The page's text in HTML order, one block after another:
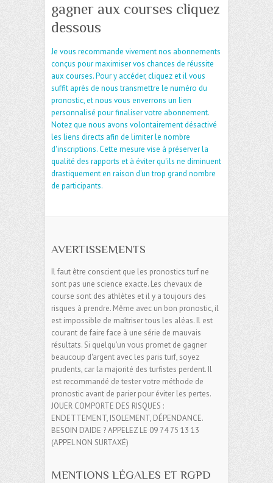
gagner aux courses cliquez
dessous
Je vous recommande vivement nos abonnements
conçus pour maximiser vos chances de réussite
aux courses. Pour y accéder, cliquez et il vous
suffit après de nous transmettre le numéro du
pronostic, et nous vous enverrons un lien
personnalisé pour finaliser votre abonnement.
Notez que nous avons volontairement désactivé
les liens directs afin de limiter le nombre
d'inscriptions. Cette mesure vise à préserver la
qualité des rapports et à éviter qu'ils ne diminuent
drastiquement en raison d'un trop grand nombre
de participants.
AVERTISSEMENTS
Il faut être conscient que les pronostics turf ne
sont pas une science exacte. Les chevaux de
course sont des athlètes et il y a toujours des
risques à prendre. Même avec un bon pronostic, il
est impossible de maîtriser tous les aléas. Il est
courant de faire face à une série de mauvais
résultats. Si quelqu'un vous promet de gagner
beaucoup d'argent avec les paris turf, soyez
prudents, car la majorité des turfistes perdent. Il
est recommandé de tester votre méthode de
pronostic avant de parier pour éviter les pertes.
JOUER COMPORTE DES RISQUES :
ENDETTEMENT, ISOLEMENT, DÉPENDANCE.
BESOIN D'AIDE ? APPELEZ LE 09 74 75 13 13
(APPEL NON SURTAXÉ)
MENTIONS LÉGALES ET RGPD